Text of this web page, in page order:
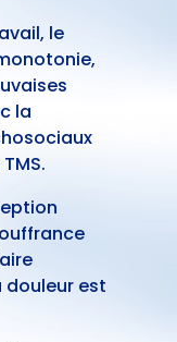
le
la
est